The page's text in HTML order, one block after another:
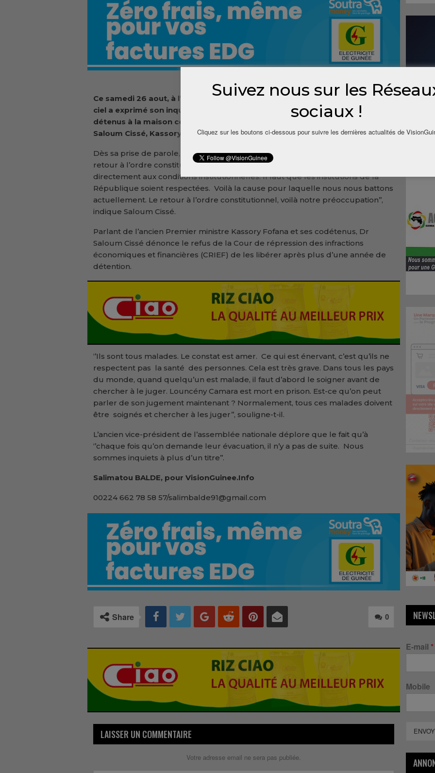
Ce samedi 26 aout, à l’occasion de son assemblée générale, le RPG Arc-en-
ciel a exprimé son inquiétude sur l’état de santé de ses responsables
détenus à la maison centrale depuis plus d’un an. Pour le secrétaire général
Saloum Cissé, Kassory Fofana et ses compagnons sont malades.
Dès sa prise de parole, le secrétaire général du RPG Arc-en-ciel a réclamé le
retour à l’ordre constitutionnel. ‘’Nous demandons à ce que nous retournons
directement aux conditions institutionnelles. Il faut que les institutions de la
République soient respectées. Voilà la cause pour laquelle nous nous battons
actuellement. Le retour à l’ordre constitutionnel, voilà notre préoccupation’’,
indique Saloum Cissé.
Parlant de l’ancien Premier ministre Kassory Fofana et ses codétenus, Dr
Saloum Cissé dénonce le refus de la Cour de répression des infractions
économiques et financières (CRIEF) de les libérer après plus d’une année de
détention.
‘’Ils sont tous malades. Le constat est amer. Ce qui est énervant, c’est qu’ils ne
respectent pas la santé des personnes. Cela est très grave. Dans tous les pays
du monde, quand quelqu’un est malade, il faut d’abord le soigner avant de
chercher à le juger. Louncény Camara est mort en prison. Est-ce qu’on peut
parler de son jugement maintenant ? Normalement, tous ces malades doivent
être soignés et chercher à les juger’’, souligne-t-il.
L’ancien vice-président de l’assemblée nationale déplore que le fait qu’à
‘’chaque fois qu’on demande leur évacuation, il n’y a pas de suite. Nous
sommes inquiets à plus d’un titre’’.
Salimatou BALDE, pour VisionGuinee.Info
00224 662 78 58 57/salimbalde91@gmail.com
0
Share
LAISSER UN COMMENTAIRE
Votre adresse email ne sera pas publiée.
E-mail *
Mobile
Suivez nous sur les
sociaux !
Cliquez sur les boutons ci-dessous pour suivre les dernières actualités de